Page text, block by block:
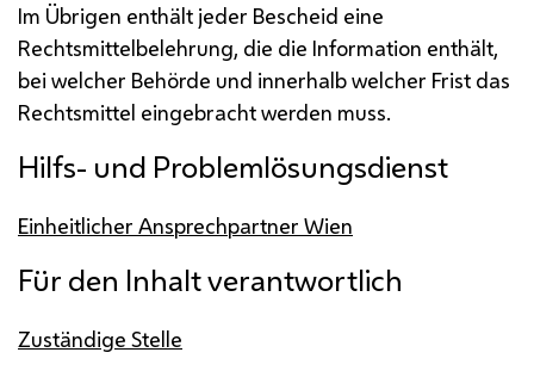
Im Übrigen enthält jeder Bescheid eine
Rechtsmittelbelehrung, die die Information enthält,
bei welcher Behörde und innerhalb welcher Frist das
Rechtsmittel eingebracht werden muss.
Hilfs- und Problemlösungsdienst
Einheitlicher Ansprechpartner Wien
Für den Inhalt verantwortlich
Zuständige Stelle